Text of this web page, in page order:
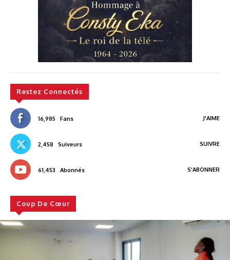
Restez Connectés
16,985 Fans J'AIME
2,458 Suiveurs SUIVRE
61,453 Abonnés S'ABONNER
Coup De Cœur